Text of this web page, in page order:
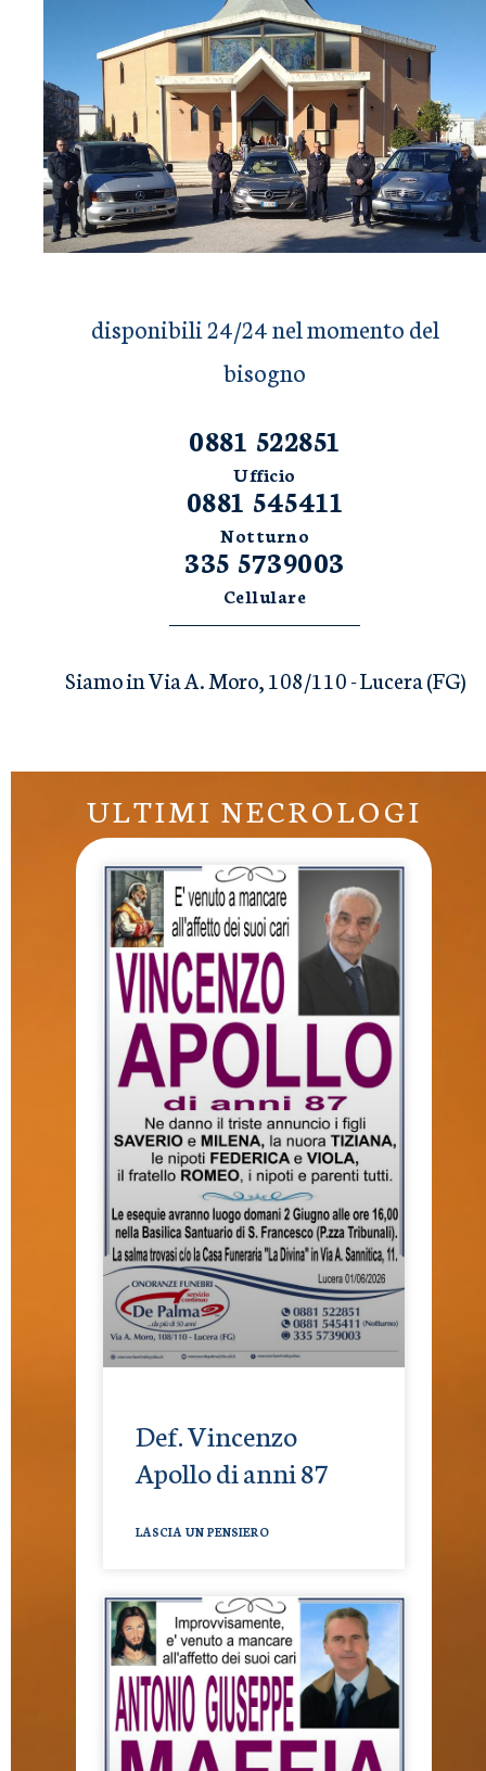
disponibili 24/24 nel momento del
bisogno
0881 522851
Ufficio
0881 545411
Notturno
335 5739003
Cellulare
Siamo in Via A. Moro, 108/110 - Lucera (FG)
ULTIMI NECROLOGI
Def. Vincenzo
Apollo di anni 87
LASCIA UN PENSIERO